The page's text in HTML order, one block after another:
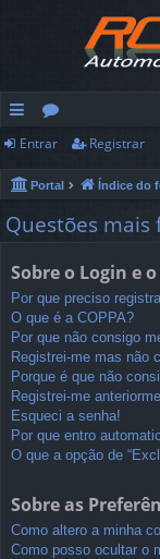
in
ks
rá
d
os
ór
u
ns
Entrar Registrar
Portal Índice do
Questões
Sobre o Login e
Por que preciso
O que é a COPPA?
Por que não consigo
Registrei-me mas não
Porque é que não
Registrei-me
Esqueci a senha!
Por que entro
O que a opção de
Sobre as
Como altero a minha
Como posso ocultar o